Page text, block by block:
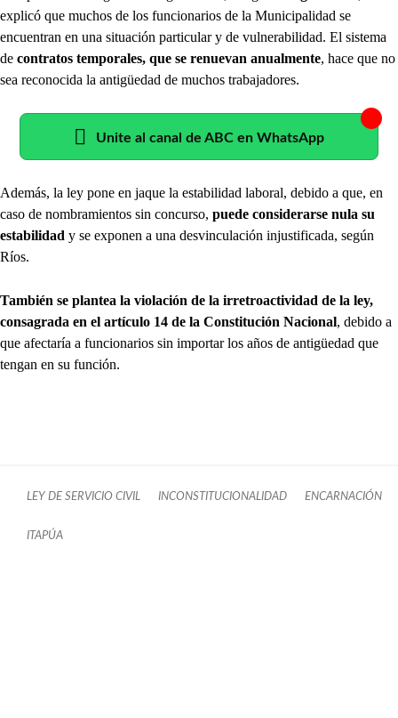
explicó que muchos de los funcionarios de la Municipalidad se
encuentran en una situación particular y de vulnerabilidad. El sistema
de contratos temporales, que se renuevan anualmente, hace que no
sea reconocida la antigüedad de muchos trabajadores.
Unite al canal de ABC en WhatsApp
Además, la ley pone en jaque la estabilidad laboral, debido a que, en
caso de nombramientos sin concurso, puede considerarse nula su
estabilidad y se exponen a una desvinculación injustificada, según
Ríos.
También se plantea la violación de la irretroactividad de la ley,
consagrada en el artículo 14 de la Constitución Nacional, debido a
que afectaría a funcionarios sin importar los años de antigüedad que
tengan en su función.
LEY DE SERVICIO CIVIL INCONSTITUCIONALIDAD ENCARNACIÓN
ITAPÚA